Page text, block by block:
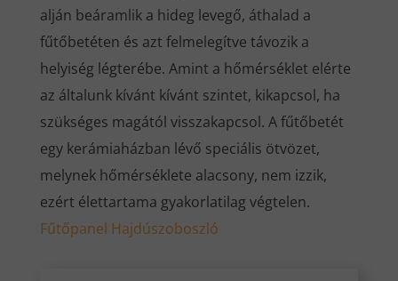
alján beáramlik a hideg levegő, áthalad a
fűtőbetéten és azt felmelegítve távozik a
helyiség légterébe. Amint a hőmérséklet elérte
az általunk kívánt kívánt szintet, kikapcsol, ha
szükséges magától visszakapcsol. A fűtőbetét
egy kerámiaházban lévő speciális ötvözet,
melynek hőmérséklete alacsony, nem izzik,
ezért élettartama gyakorlatilag végtelen.
Fűtőpanel Hajdúszoboszló